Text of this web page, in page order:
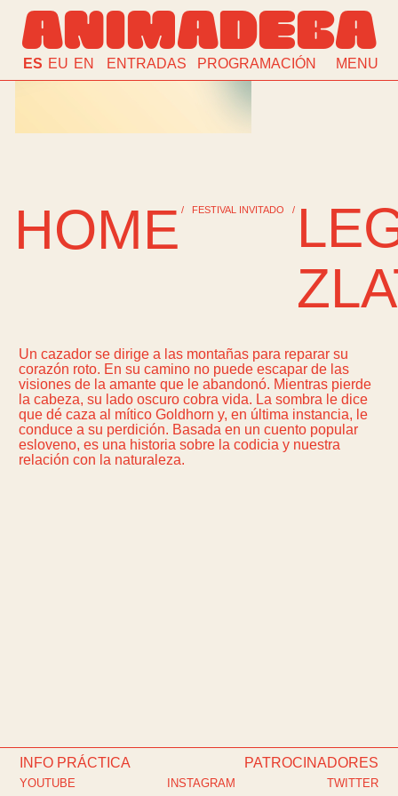
ANIMADEBA
MENU
PROGRAMACIÓN
ENTRADAS
ES EU EN
HOME / FESTIVAL INVITADO /
Un cazador se dirige a las montañas para reparar su
corazón roto. En su camino no puede escapar de las
visiones de la amante que le abandonó. Mientras pierde
la cabeza, su lado oscuro cobra vida. La sombra le dice
que dé caza al mítico Goldhorn y, en última instancia, le
conduce a su perdición. Basada en un cuento popular
esloveno, es una historia sobre la codicia y nuestra
relación con la naturaleza.
YOUTUBE INSTAGRAM TWITTER
INFO PRÁCTICA PATROCINADORES